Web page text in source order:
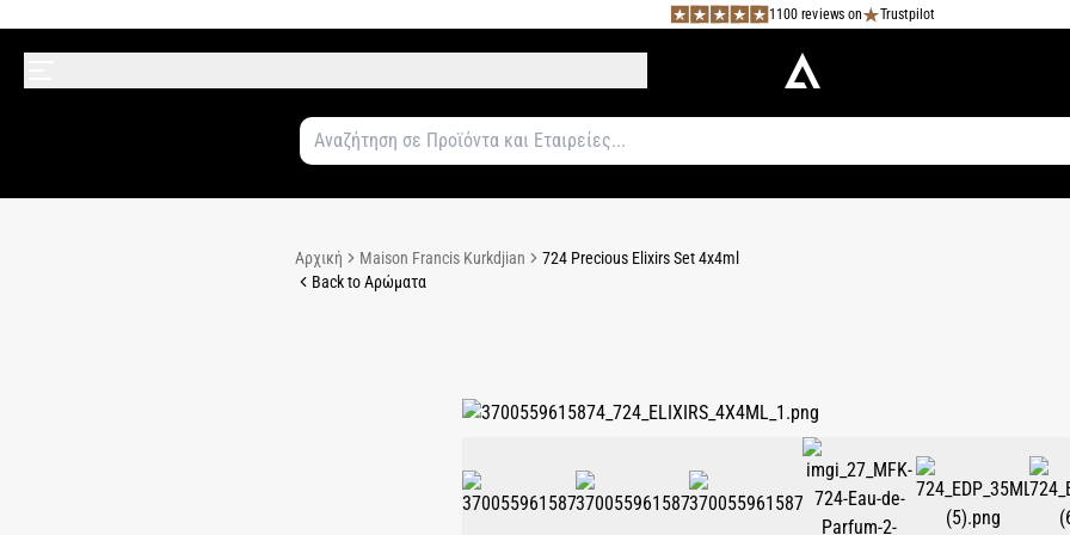
1100 reviews on Trustpilot
Αρχική Maison Francis Kurkdjian
724 Precious Elixirs Set 4x4ml
Back to Αρώματα